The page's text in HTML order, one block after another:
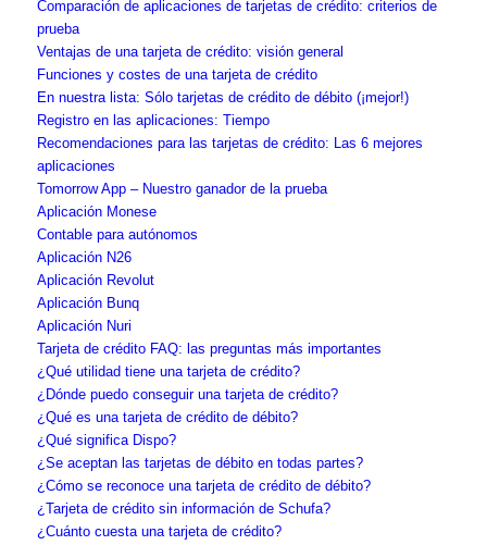
Comparación de aplicaciones de tarjetas de crédito: criterios de
prueba
Ventajas de una tarjeta de crédito: visión general
Funciones y costes de una tarjeta de crédito
En nuestra lista: Sólo tarjetas de crédito de débito (¡mejor!)
Registro en las aplicaciones: Tiempo
Recomendaciones para las tarjetas de crédito: Las 6 mejores
aplicaciones
Tomorrow App – Nuestro ganador de la prueba
Aplicación Monese
Contable para autónomos
Aplicación N26
Aplicación Revolut
Aplicación Bunq
Aplicación Nuri
Tarjeta de crédito FAQ: las preguntas más importantes
¿Qué utilidad tiene una tarjeta de crédito?
¿Dónde puedo conseguir una tarjeta de crédito?
¿Qué es una tarjeta de crédito de débito?
¿Qué significa Dispo?
¿Se aceptan las tarjetas de débito en todas partes?
¿Cómo se reconoce una tarjeta de crédito de débito?
¿Tarjeta de crédito sin información de Schufa?
¿Cuánto cuesta una tarjeta de crédito?